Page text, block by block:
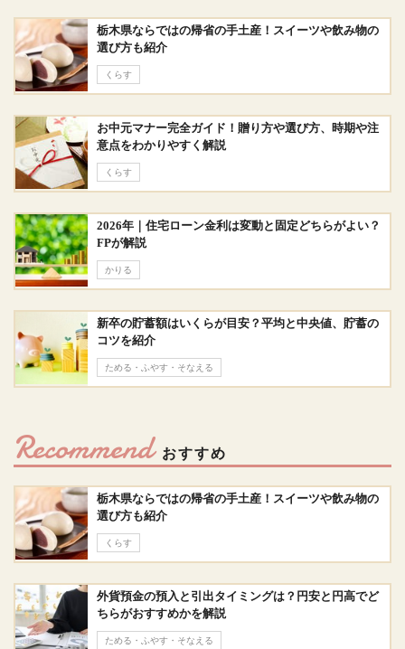
栃木県ならではの帰省の手土産！スイーツや飲み物の
選び方も紹介
くらす
お中元マナー完全ガイド！贈り方や選び方、時期や注
意点をわかりやすく解説
くらす
2026年｜住宅ローン金利は変動と固定どちらがよい？
FPが解説
かりる
新卒の貯蓄額はいくらが目安？平均と中央値、貯蓄の
コツを紹介
ためる・ふやす・そなえる
Recommend おすすめ
栃木県ならではの帰省の手土産！スイーツや飲み物の
選び方も紹介
くらす
外貨預金の預入と引出タイミングは？円安と円高でど
ちらがおすすめかを解説
ためる・ふやす・そなえる